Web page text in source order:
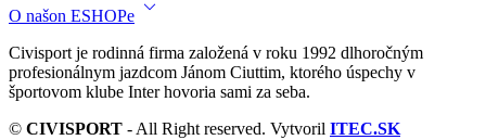
O našon ESHOPe
Civisport je rodinná firma založená v roku 1992 dlhoročným
profesionálnym jazdcom Jánom Ciuttim, ktorého úspechy v
športovom klube Inter hovoria sami za seba.
© CIVISPORT - All Right reserved. Vytvoril ITEC.SK